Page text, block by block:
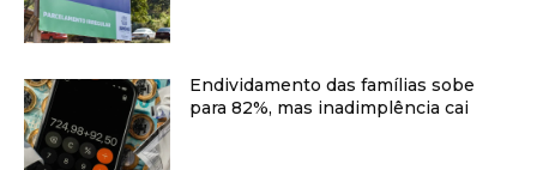
Endividamento das famílias sobe
para 82%, mas inadimplência cai